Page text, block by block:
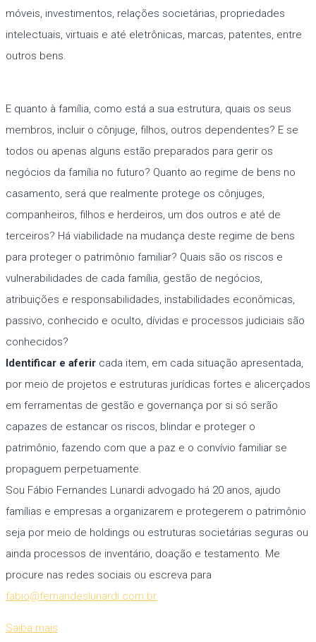
móveis, investimentos, relações societárias, propriedades
intelectuais, virtuais e até eletrônicas, marcas, patentes, entre
outros bens.
E quanto à família, como está a sua estrutura, quais os seus
membros, incluir o cônjuge, filhos, outros dependentes? E se
todos ou apenas alguns estão preparados para gerir os
negócios da família no futuro? Quanto ao regime de bens no
casamento, será que realmente protege os cônjuges,
companheiros, filhos e herdeiros, um dos outros e até de
terceiros? Há viabilidade na mudança deste regime de bens
para proteger o patrimônio familiar? Quais são os riscos e
vulnerabilidades de cada família, gestão de negócios,
atribuições e responsabilidades, instabilidades econômicas,
passivo, conhecido e oculto, dívidas e processos judiciais são
conhecidos?
Identificar e aferir cada item, em cada situação apresentada,
por meio de projetos e estruturas jurídicas fortes e alicerçados
em ferramentas de gestão e governança por si só serão
capazes de estancar os riscos, blindar e proteger o
patrimônio, fazendo com que a paz e o convívio familiar se
propaguem perpetuamente.
Sou Fábio Fernandes Lunardi advogado há 20 anos, ajudo
famílias e empresas a organizarem e protegerem o patrimônio
seja por meio de holdings ou estruturas societárias seguras ou
ainda processos de inventário, doação e testamento. Me
procure nas redes sociais ou escreva para
fabio@fernandeslunardi.com.br
Saiba mais